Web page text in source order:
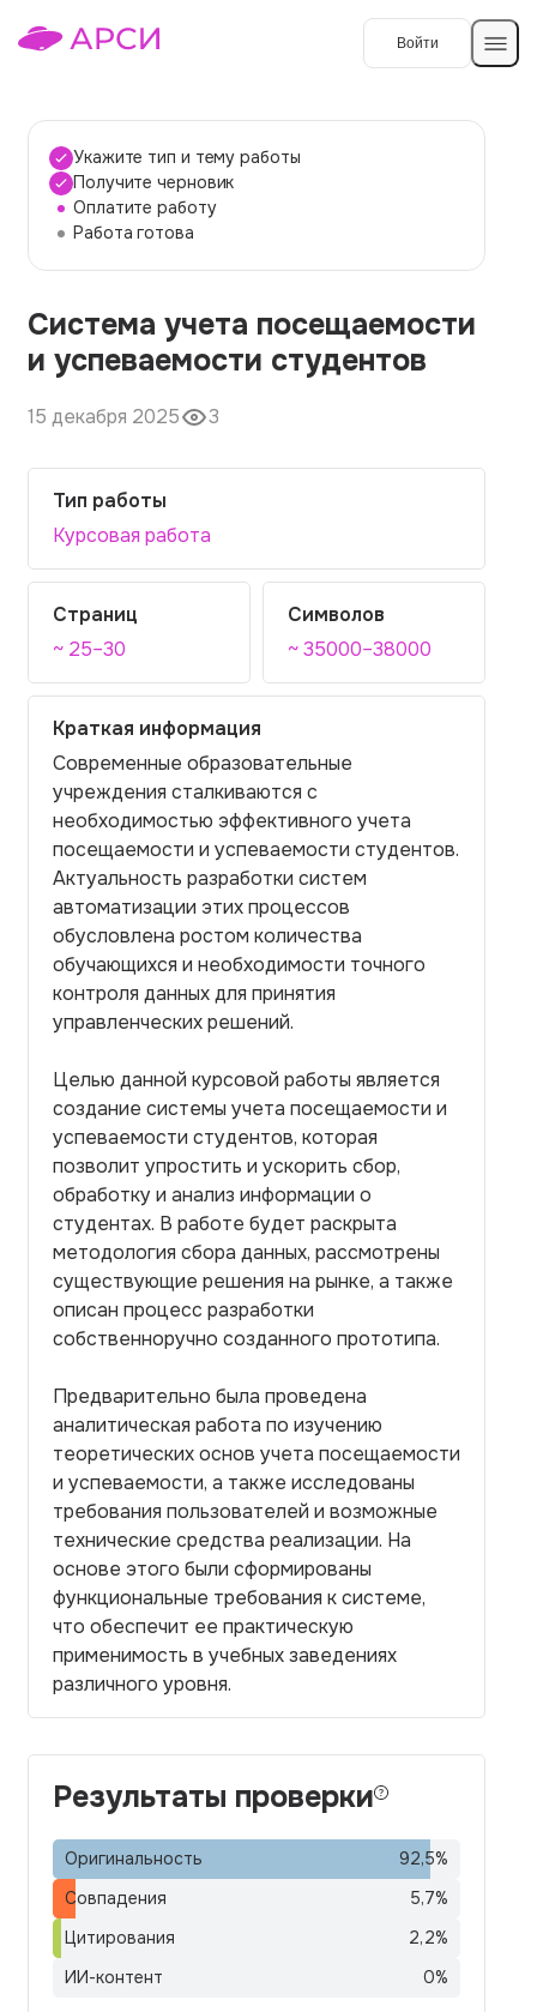
Войти
Темы работ
О сервисе
О компании
Наши гарантии
Порядок оплаты
Вопросы и ответы
Отзывы
Контакты
Укажите тип и тему работы
Получите черновик
Оплатите работу
Работа готова
Система учета посещаемости
и успеваемости студентов
15 декабря 2025 3
Тип работы
Курсовая работа
Страниц
~ 25–30
Символов
~ 35000–38000
Краткая информация
Современные образовательные
учреждения сталкиваются с
необходимостью эффективного учета
посещаемости и успеваемости студентов.
Актуальность разработки систем
автоматизации этих процессов
обусловлена ростом количества
обучающихся и необходимости точного
контроля данных для принятия
управленческих решений.
Целью данной курсовой работы является
создание системы учета посещаемости и
успеваемости студентов, которая
позволит упростить и ускорить сбор,
обработку и анализ информации о
студентах. В работе будет раскрыта
методология сбора данных, рассмотрены
существующие решения на рынке, а также
описан процесс разработки
собственноручно созданного прототипа.
Предварительно была проведена
аналитическая работа по изучению
теоретических основ учета посещаемости
и успеваемости, а также исследованы
требования пользователей и возможные
технические средства реализации. На
основе этого были сформированы
функциональные требования к системе,
что обеспечит ее практическую
применимость в учебных заведениях
различного уровня.
Результаты проверки
Оригинальность 92,5%
Совпадения
5,7%
Цитирования
2,2%
ИИ-контент
0%